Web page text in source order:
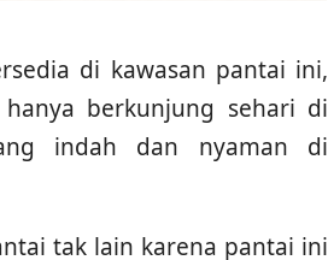
di kawasan pantai ini,
berkunjung sehari di
indah dan nyaman di
tak lain karena pantai ini